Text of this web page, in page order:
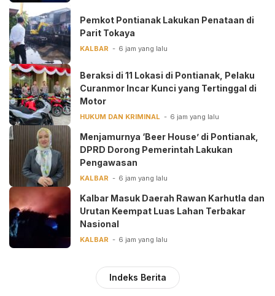
Pemkot Pontianak Lakukan Penataan di
Parit Tokaya
KALBAR 6 jam yang lalu
Beraksi di 11 Lokasi di Pontianak, Pelaku
Curanmor Incar Kunci yang Tertinggal di
Motor
HUKUM DAN KRIMINAL 6 jam yang lalu
Menjamurnya ‘Beer House’ di Pontianak,
DPRD Dorong Pemerintah Lakukan
Pengawasan
KALBAR 6 jam yang lalu
Kalbar Masuk Daerah Rawan Karhutla dan
Urutan Keempat Luas Lahan Terbakar
Nasional
KALBAR 6 jam yang lalu
Indeks Berita